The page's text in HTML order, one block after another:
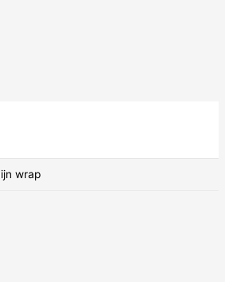
wrap